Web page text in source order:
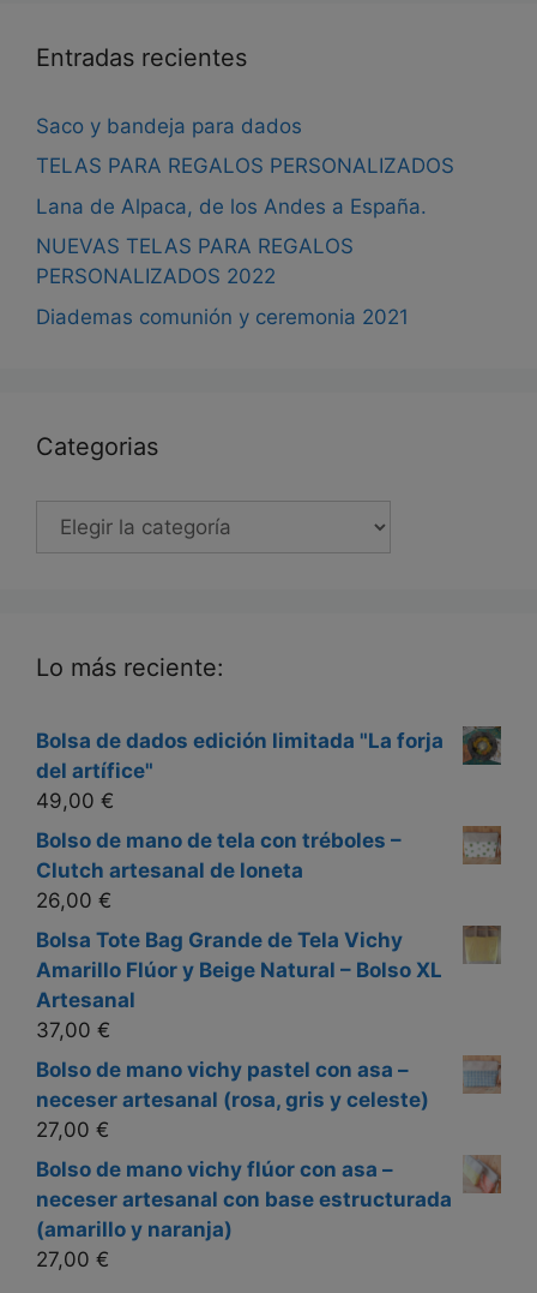
Entradas recientes
Saco y bandeja para dados
TELAS PARA REGALOS PERSONALIZADOS
Lana de Alpaca, de los Andes a España.
NUEVAS TELAS PARA REGALOS
PERSONALIZADOS 2022
Diademas comunión y ceremonia 2021
Categorias
Categorias
Lo más reciente:
Bolsa de dados edición limitada "La forja
del artífice"
49,00 €
Bolso de mano de tela con tréboles –
Clutch artesanal de loneta
26,00 €
Bolsa Tote Bag Grande de Tela Vichy
Amarillo Flúor y Beige Natural – Bolso XL
Artesanal
37,00 €
Bolso de mano vichy pastel con asa –
neceser artesanal (rosa, gris y celeste)
27,00 €
Bolso de mano vichy flúor con asa –
neceser artesanal con base estructurada
(amarillo y naranja)
27,00 €